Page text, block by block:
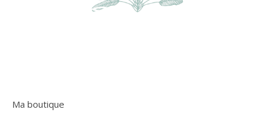
Ma boutique